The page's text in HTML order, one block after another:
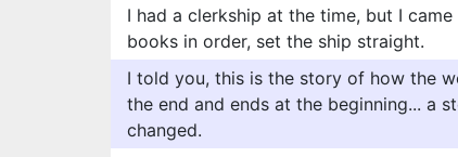
I had a clerkship at the time, but I
books in order, set the ship straight.
I told you, this is the story of how the
the end and ends at the beginning... a
changed.